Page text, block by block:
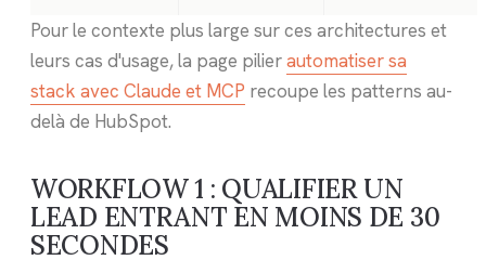
Pour le contexte plus large sur ces architectures et
leurs cas d'usage, la page pilierautomatiser sa
stack avec Claude et MCP recoupe les patterns au-
delà de HubSpot.
WORKFLOW 1 : QUALIFIER UN
LEAD ENTRANT EN MOINS DE 30
SECONDES